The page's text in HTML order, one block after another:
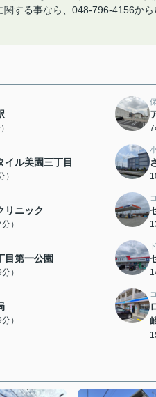
する事なら、048-796-4156から
イル美園三丁目
リニック
）
目第一公園
）
）